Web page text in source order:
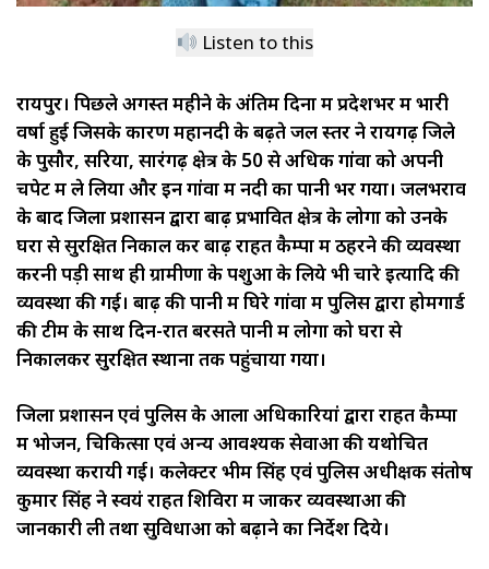
Listen to this
रायपुर। पिछले अगस्त महीने के अंतिम दिनों में प्रदेशभर में भारी
वर्षा हुई जिसके कारण महानदी के बढ़ते जल स्तर ने रायगढ़ जिले
के पुसौर, सरिया, सारंगढ़ क्षेत्र के 50 से अधिक गांवों को अपनी
चपेट में ले लिया और इन गांवों में नदी का पानी भर गया। जलभराव
के बाद जिला प्रशासन द्वारा बाढ़ प्रभावित क्षेत्र के लोगों को उनके
घरों से सुरक्षित निकाल कर बाढ़ राहत कैम्पों में ठहरने की व्यवस्था
करनी पड़ी साथ ही ग्रामीणों के पशुओं के लिये भी चारे इत्यादि की
व्यवस्था की गई। बाढ़ की पानी में घिरे गांवों में पुलिस द्वारा होमगार्ड
की टीम के साथ दिन-रात बरसते पानी में लोगों को घरों से
निकालकर सुरक्षित स्थानों तक पहुंचाया गया।
जिला प्रशासन एवं पुलिस के आला अधिकारियां द्वारा राहत कैम्पों
में भोजन, चिकित्सा एवं अन्य आवश्यक सेवाओं की यथोचित
व्यवस्था करायी गई। कलेक्टर भीम सिंह एवं पुलिस अधीक्षक संतोष
कुमार सिंह ने स्वयं राहत शिविरों में जाकर व्यवस्थाओं की
जानकारी ली तथा सुविधाओं को बढ़ाने का निर्देश दिये।